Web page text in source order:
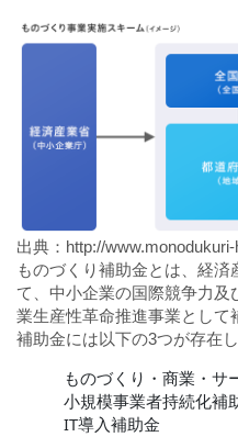
出典： http://www.monodukuri-
ものづくり補助金とは、経
て、中小企業の国際競争力及
業生産性革命推進事業として
補助金には以下の3つが存在し
ものづくり・商業・サ
小規模事業者持続化補
IT導入補助金